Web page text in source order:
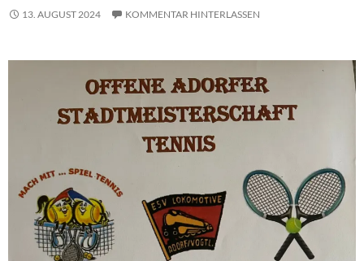
13. AUGUST 2024 KOMMENTAR HINTERLASSEN